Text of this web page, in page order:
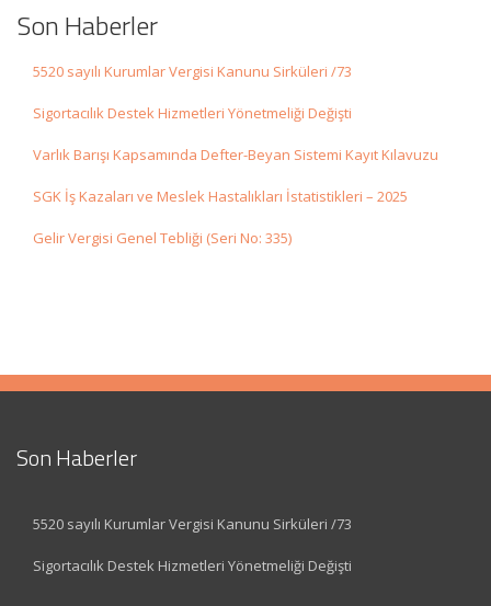
Son Haberler
5520 sayılı Kurumlar Vergisi Kanunu Sirküleri /73
Sigortacılık Destek Hizmetleri Yönetmeliği Değişti
Varlık Barışı Kapsamında Defter-Beyan Sistemi Kayıt Kılavuzu
SGK İş Kazaları ve Meslek Hastalıkları İstatistikleri – 2025
Gelir Vergisi Genel Tebliği (Seri No: 335)
Son Haberler
5520 sayılı Kurumlar Vergisi Kanunu Sirküleri /73
Sigortacılık Destek Hizmetleri Yönetmeliği Değişti